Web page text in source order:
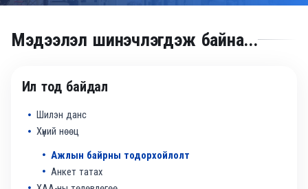
Мэдээлэл шинэчлэгдэж байна...
Ил тод байдал
Шилэн данс
Хүний нөөц
Ажлын байрны тодорхойлолт
Анкет татах